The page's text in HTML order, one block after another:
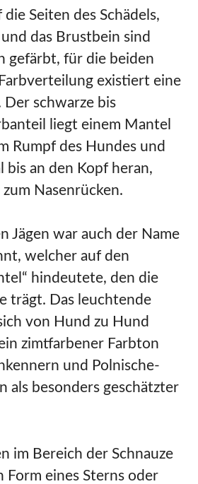
Seiten des Schädels,
das Brustbein sind
gefärbt, für die beiden
existiert eine
schwarze bis
liegt einem Mantel
Rumpf des Hundes und
bis an den Kopf heran,
Nasenrücken.
Jägen war auch der Name
welcher auf den
hindeutete, den die
trägt. Das leuchtende
von Hund zu Hund
zimtfarbener Farbton
und Polnische-
als besonders geschätzter
im Bereich der Schnauze
Form eines Sterns oder